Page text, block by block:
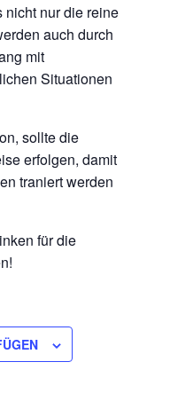
nicht nur die reine
auch durch
mit
Situationen
sollte die
erfolgen, damit
traniert werden
für die